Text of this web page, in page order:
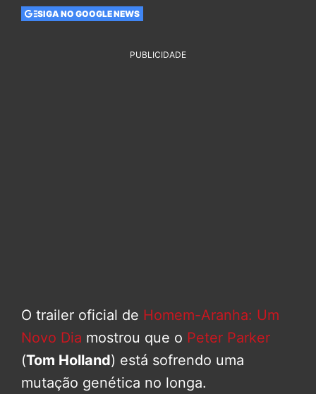
SIGA NO GOOGLE NEWS
PUBLICIDADE
O trailer oficial de Homem-Aranha: Um
Novo Dia mostrou que o Peter Parker
(Tom Holland) está sofrendo uma
mutação genética no longa.